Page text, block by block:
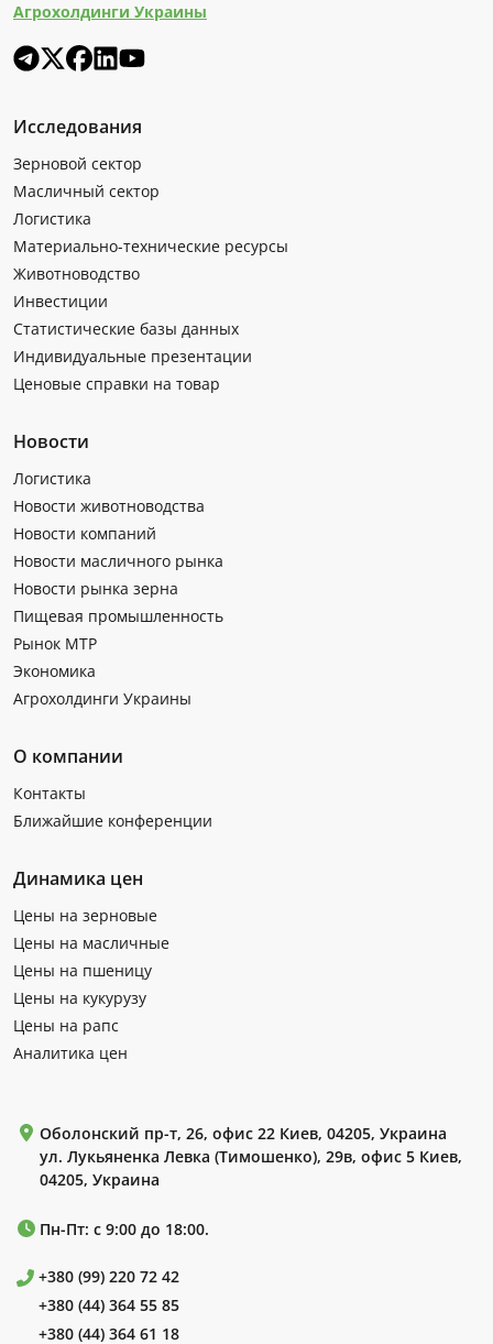
Агрохолдинги Украины
Исследования
Зерновой сектор
Масличный сектор
Логистика
Материально-технические ресурсы
Животноводство
Инвестиции
Статистические базы данных
Индивидуальные презентации
Ценовые справки на товар
Новости
Логистика
Новости животноводства
Новости компаний
Новости масличного рынка
Новости рынка зерна
Пищевая промышленность
Рынок МТР
Экономика
Агрохолдинги Украины
О компании
Контакты
Ближайшие конференции
Динамика цен
Цены на зерновые
Цены на масличные
Цены на пшеницу
Цены на кукурузу
Цены на рапс
Аналитика цен
Оболонский пр-т, 26, офис 22 Киев, 04205, Украина
ул. Лукьяненка Левка (Тимошенко), 29в, офис 5 Киев,
04205, Украина
Пн-Пт: с 9:00 до 18:00.
+380 (99) 220 72 42
+380 (44) 364 55 85
+380 (44) 364 61 18